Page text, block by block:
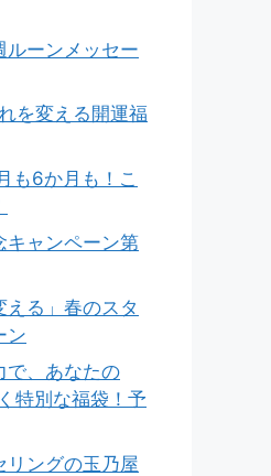
ルーンメッセー
を変える開運福
も6か月も！こ
キャンペーン第
える」春のスタ
ン
で、あなたの
特別な福袋！予
リングの玉乃屋